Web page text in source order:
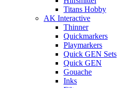
Titans Hobby
AK Interactive
Thinner
Quickmarkers
Playmarkers
Quick GEN Sets
Quick GEN
Gouache
Inks